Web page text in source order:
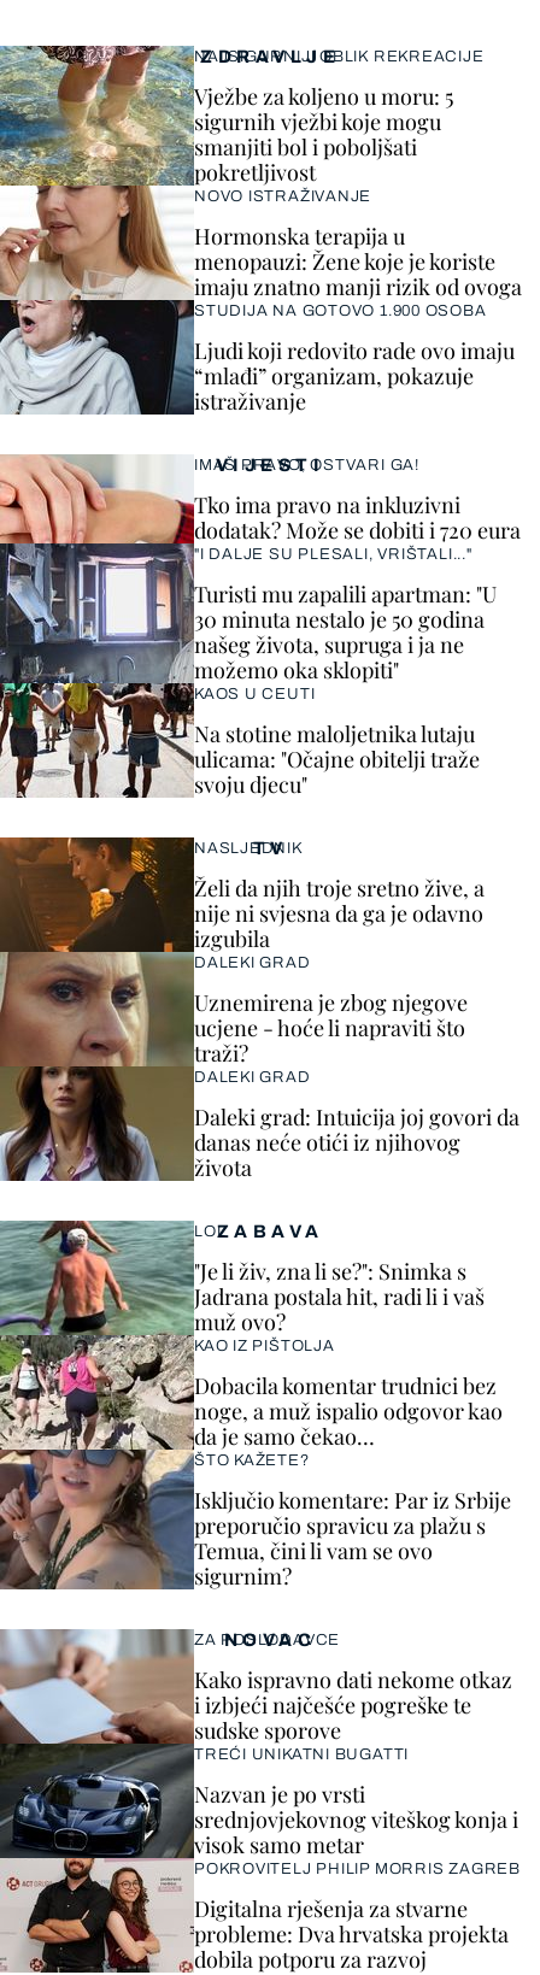
VIJESTI
IMAŠ PRAVO, OSTVARI GA!
Tko ima pravo na inkluzivni
dodatak? Može se dobiti i 720 eura
"I DALJE SU PLESALI, VRIŠTALI..."
Turisti mu zapalili apartman: "U
30 minuta nestalo je 50 godina
našeg života, supruga i ja ne
možemo oka sklopiti"
KAOS U CEUTI
Na stotine maloljetnika lutaju
ulicama: "Očajne obitelji traže
svoju djecu"
ZDRAVLJE
NAJSIGURNIJI OBLIK REKREACIJE
Vježbe za koljeno u moru: 5
sigurnih vježbi koje mogu
smanjiti bol i poboljšati
pokretljivost
NOVO ISTRAŽIVANJE
Hormonska terapija u
menopauzi: Žene koje je koriste
imaju znatno manji rizik od ovoga
STUDIJA NA GOTOVO 1.900 OSOBA
Ljudi koji redovito rade ovo imaju
“mlađi” organizam, pokazuje
istraživanje
ZABAVA
LOL
"Je li živ, zna li se?": Snimka s
Jadrana postala hit, radi li i vaš
muž ovo?
KAO IZ PIŠTOLJA
Dobacila komentar trudnici bez
noge, a muž ispalio odgovor kao
da je samo čekao…
ŠTO KAŽETE?
Isključio komentare: Par iz Srbije
preporučio spravicu za plažu s
Temua, čini li vam se ovo
sigurnim?
TV
NASLJEDNIK
Želi da njih troje sretno žive, a
nije ni svjesna da ga je odavno
izgubila
DALEKI GRAD
Uznemirena je zbog njegove
ucjene - hoće li napraviti što
traži?
DALEKI GRAD
Daleki grad: Intuicija joj govori da
danas neće otići iz njihovog
života
NOVAC
ZA POSLODAVCE
Kako ispravno dati nekome otkaz
i izbjeći najčešće pogreške te
sudske sporove
TREĆI UNIKATNI BUGATTI
Nazvan je po vrsti
srednjovjekovnog viteškog konja i
visok samo metar
POKROVITELJ PHILIP MORRIS ZAGREB
Digitalna rješenja za stvarne
probleme: Dva hrvatska projekta
dobila potporu za razvoj